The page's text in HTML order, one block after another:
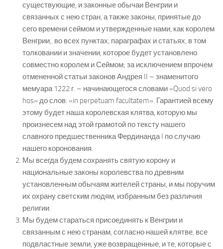
существующие, и законные обычаи Венгрии и
связанных с нею стран, а также законы, принятые до
сего времени сеймом и утвержденные нами, как королем
Венгрии,. во всех пунктах, параграфах и статьях, в том
толковании и значении, которое будет установлено
совместно королем и Сеймом; за исключением впрочем
отмененной статьи законов Андрея II – знаменитого
мемуара 1222 г. – начинающегося словами «Quod si vero
hos» до слов: «in perpetuam facultatem». Гарантией всему
этому будет наша королевская клятва, которую мы
произнесем над этой грамотой по тексту нашего
славного предшественника Фердинанда I по случаю
нашего коронования.
Мы всегда будем сохранять святую корону и
национальные законы королевства по древним
установленным обычаям жителей страны, и мы поручим
их охрану светским людям, избранным без различия
религии.
Мы будем стараться присоединять к Венгрии и
связанным с нею странам, согласно нашей клятве, все
подвластные земли, уже возвращенные, и те, которые с